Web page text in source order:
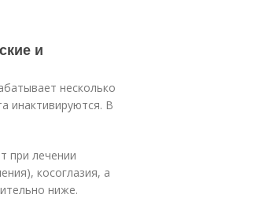
и
несколько
инактивируются. В
при лечении
косоглазия, а
ниже.